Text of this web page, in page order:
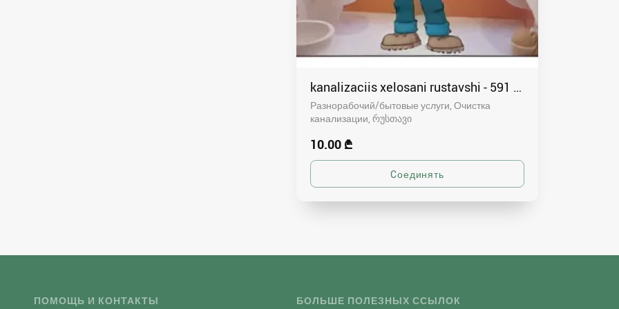
kanalizaciis xelosani rustavshi - 591 00 46 80
Разнорабочий/бытовые услуги, Очистка
канализации რუსთავი
10.00 ₾
ПОМОЩЬ И КОНТАКТЫ БОЛЬШЕ ПОЛЕЗНЫХ ССЫЛОК